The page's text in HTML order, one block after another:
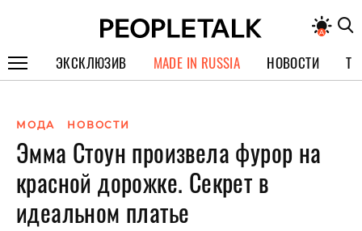
ЭКСКЛЮЗИВ
СПЕЦПРОЕКТЫ
ИНТЕРВЬЮ
ПОКОЛЕНИЕ
MADE IN RUSSIA НОВОСТИ
МОДА НОВОСТИ
Эмма Стоун произвела фурор на
красной дорожке. Секрет в
идеальном платье